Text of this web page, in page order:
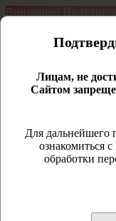
Внимание! По
является
Открыть сайдбар
Личный кабинет
Закрыть
Лицам, не
Сайтом
Для дальнейшего
ознакомиться
обработки